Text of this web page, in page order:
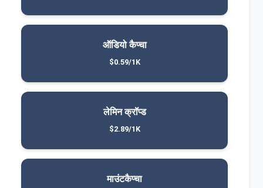
ऑडियो कैप्चा
$0.59/1K
लेमिन क्रॉप्ड
$2.89/1K
माउंटकैप्चा